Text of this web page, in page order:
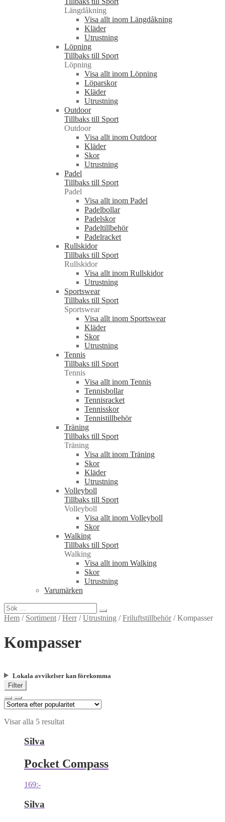
Längdåkning
Visa allt inom Längdåkning
Kläder
Utrustning
Löpning
Tillbaks till Sport
Löpning
Visa allt inom Löpning
Löparskor
Kläder
Utrustning
Outdoor
Tillbaks till Sport
Outdoor
Visa allt inom Outdoor
Kläder
Skor
Utrustning
Padel
Tillbaks till Sport
Padel
Visa allt inom Padel
Padelbollar
Padelskor
Padeltillbehör
Padelracket
Rullskidor
Tillbaks till Sport
Rullskidor
Visa allt inom Rullskidor
Utrustning
Sportswear
Tillbaks till Sport
Sportswear
Visa allt inom Sportswear
Kläder
Skor
Utrustning
Tennis
Tillbaks till Sport
Tennis
Visa allt inom Tennis
Tennisbollar
Tennisracket
Tennisskor
Tennistillbehör
Träning
Tillbaks till Sport
Träning
Visa allt inom Träning
Skor
Kläder
Utrustning
Volleyboll
Tillbaks till Sport
Volleyboll
Visa allt inom Volleyboll
Skor
Walking
Tillbaks till Sport
Walking
Visa allt inom Walking
Skor
Utrustning
Varumärken
Sök
efter:
Hem / Sortiment /Herr/Utrustning /Friluftstillbehör/Kompasser
Kompasser
Lokala avvikelser kan förekomma
Filter
Visar alla 5 resultat
Silva
Pocket Compass
169:-
Silva